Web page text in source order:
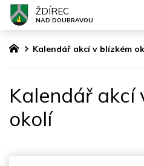
Kalendář akcí v blízkém
Kalendář akcí
okolí
ŽDÍREC
NAD DOUBRAVOU